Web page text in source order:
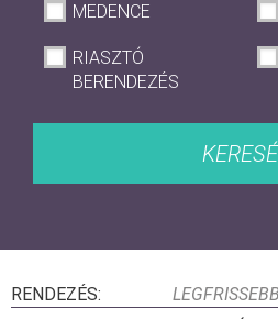
MEDENCE
RIASZTÓ
BERENDEZÉS
RENDEZÉS: